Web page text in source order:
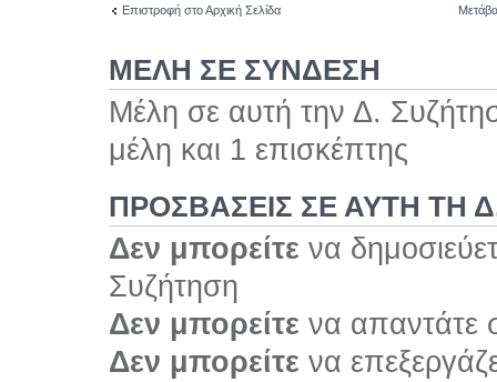
Επιστροφή στο Αρχική Σελίδα
ΜΕΛΗ ΣΕ ΣΥΝΔΕΣΗ
Μέλη σε αυτή την Δ.
μέλη και 1 επισκέπτης
ΠΡΟΣΒΆΣΕΙΣ ΣΕ ΑΥΤΉ ΤΗ
Δεν μπορείτε να
Συζήτηση
Δεν μπορείτε να απαντάτε
Δεν μπορείτε να